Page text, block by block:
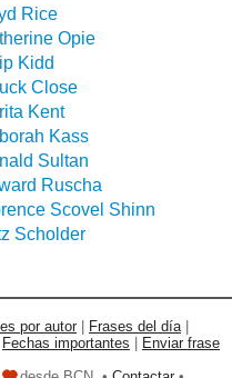
Rice
Opie
Kidd
Close
Kent
Kass
Sultan
Ruscha
Scovel Shinn
Scholder
por autor | Frases del día |
Fechas importantes | Enviar frase